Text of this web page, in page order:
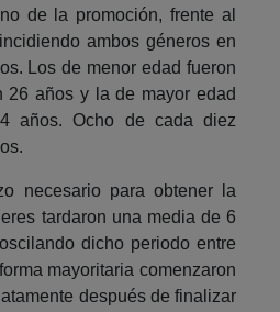
de la promoción, frente al
ambos géneros en
Los de menor edad fueron
26 años y la de mayor edad
años. Ocho de cada diez
necesario para obtener la
tardaron una media de 6
dicho periodo entre
mayoritaria comenzaron
después de finalizar